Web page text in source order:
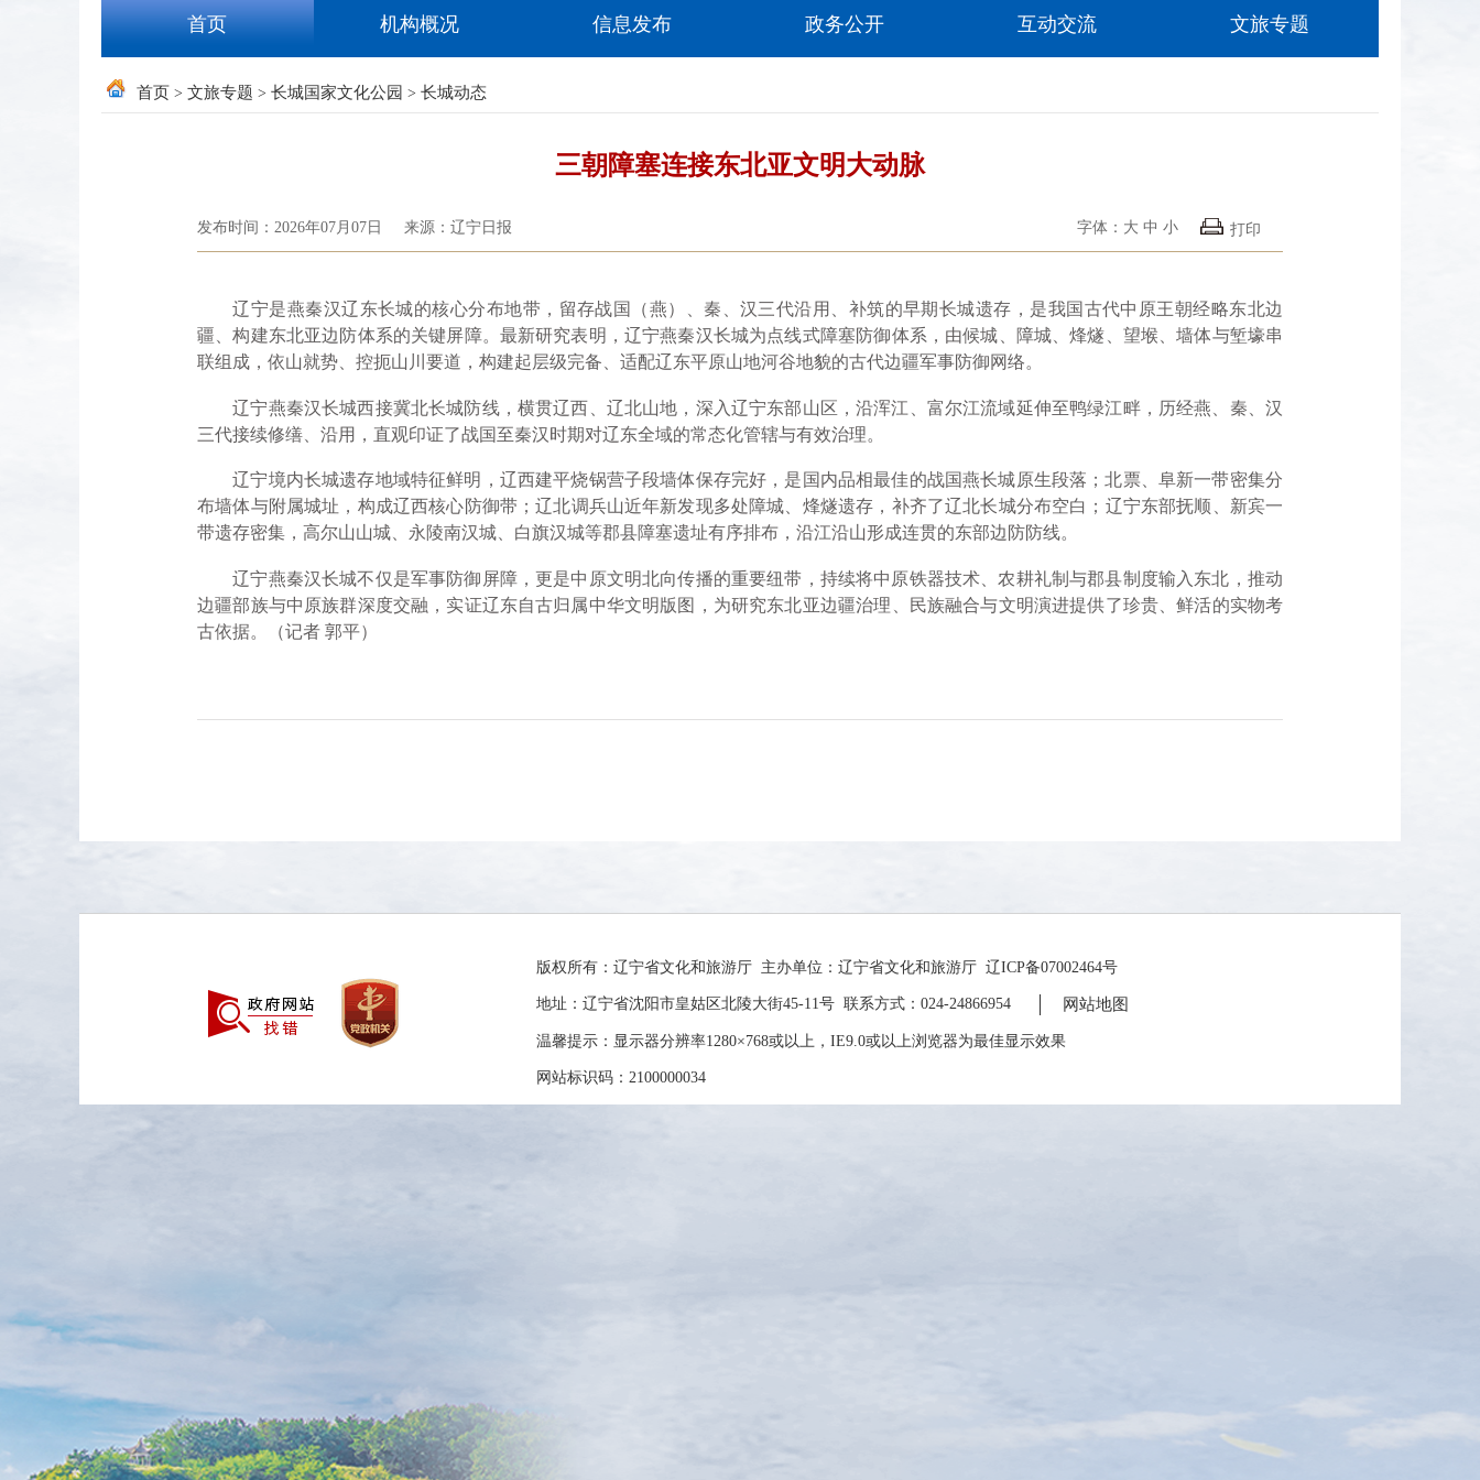
首页 机构概况 信息发布 政务公开 互动交流 文旅专题
首页 > 文旅专题 > 长城国家文化公园 > 长城动态
三朝障塞连接东北亚文明大动脉
发布时间：2026年07月07日 来源：辽宁日报 打印
字体： 大 中 小
辽宁是燕秦汉辽东长城的核心分布地带，留存战国（燕）、秦、汉三代沿用、补筑的早期长城遗存，是我国古代中原王朝经略东北边
疆、构建东北亚边防体系的关键屏障。最新研究表明，辽宁燕秦汉长城为点线式障塞防御体系，由候城、障城、烽燧、望堠、墙体与堑壕串
联组成，依山就势、控扼山川要道，构建起层级完备、适配辽东平原山地河谷地貌的古代边疆军事防御网络。
辽宁燕秦汉长城西接冀北长城防线，横贯辽西、辽北山地，深入辽宁东部山区，沿浑江、富尔江流域延伸至鸭绿江畔，历经燕、秦、汉
三代接续修缮、沿用，直观印证了战国至秦汉时期对辽东全域的常态化管辖与有效治理。
辽宁境内长城遗存地域特征鲜明，辽西建平烧锅营子段墙体保存完好，是国内品相最佳的战国燕长城原生段落；北票、阜新一带密集分
布墙体与附属城址，构成辽西核心防御带；辽北调兵山近年新发现多处障城、烽燧遗存，补齐了辽北长城分布空白；辽宁东部抚顺、新宾一
带遗存密集，高尔山山城、永陵南汉城、白旗汉城等郡县障塞遗址有序排布，沿江沿山形成连贯的东部边防防线。
辽宁燕秦汉长城不仅是军事防御屏障，更是中原文明北向传播的重要纽带，持续将中原铁器技术、农耕礼制与郡县制度输入东北，推动
边疆部族与中原族群深度交融，实证辽东自古归属中华文明版图，为研究东北亚边疆治理、民族融合与文明演进提供了珍贵、鲜活的实物考
古依据。（记者 郭平）
版权所有：辽宁省文化和旅游厅 主办单位：辽宁省文化和旅游厅 辽ICP备07002464号
地址：辽宁省沈阳市皇姑区北陵大街45-11号 联系方式：024-24866954 网站地图
温馨提示：显示器分辨率1280×768或以上，IE9.0或以上浏览器为最佳显示效果
网站标识码：2100000034